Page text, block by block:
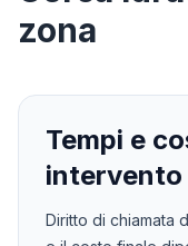
zona
Tempi e
intervento
Diritto di chiamata